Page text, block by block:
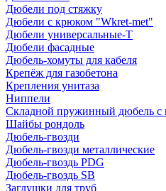
Дюбели под стяжку
Дюбели с крюком "Wkret-met"
Дюбели универсальные-Т
Дюбели фасадные
Дюбель-хомуты для кабеля
Крепёж для газобетона
Крепления унитаза
Ниппели
Складной пружинный дюбель с
Шайбы рондоль
Дюбель-гвозди
Дюбель-гвозди металлические
Дюбель-гвоздь PDG
Дюбель-гвоздь SB
Заглушки для труб